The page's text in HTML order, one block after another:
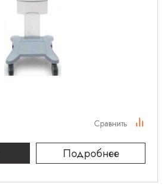
Подробнее
Сравнить